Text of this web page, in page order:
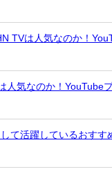
TVは人気なのか！
人気なのか！YouTube
て活躍しているおすす